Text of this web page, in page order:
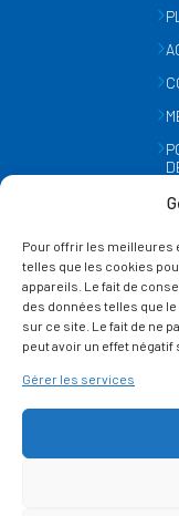
Pour offrir les meilleures
telles que les cookies
appareils. Le fait de
des données telles que
sur ce site. Le fait de ne
peut avoir un effet
Gérer les services